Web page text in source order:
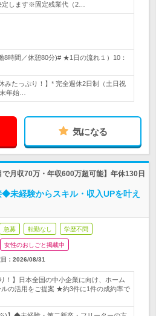
定します※固定残業代（2…
8時間／休憩80分)# ★1日の流れ１）10：
みたっぷり！】* 完全週休2日制（土日祝
年始…
気になる
月収70万・年収600万超可能】年休130日
◆未経験からスキル・収入UPを叶え
急募 転勤なし 学歴不問
女性のおしごと掲載中
： 2026/08/31
！】日本全国の中小企業に向け、ホーム
の活用をご提案 ★約3件に1件の成約率で